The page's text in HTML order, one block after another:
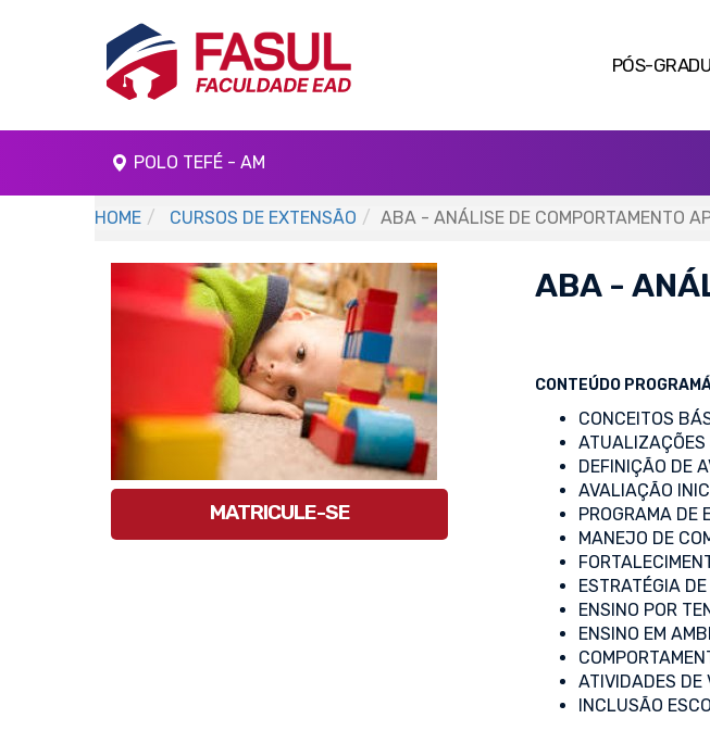
PÓS-
POLO TEFÉ - AM
HOME CURSOS DE EXTENSÃO ABA - ANÁLISE DE COMPORTAMENTO
MATRICULE-SE
ABA -
CONTEÚDO
CONCEITOS
ATUALIZAÇÕES
DEFINIÇÃO DE
AVALIAÇÃO
PROGRAMA DE
MANEJO DE
ESTRATÉGIA
ENSINO POR
ENSINO EM
ATIVIDADES DE
INCLUSÃO